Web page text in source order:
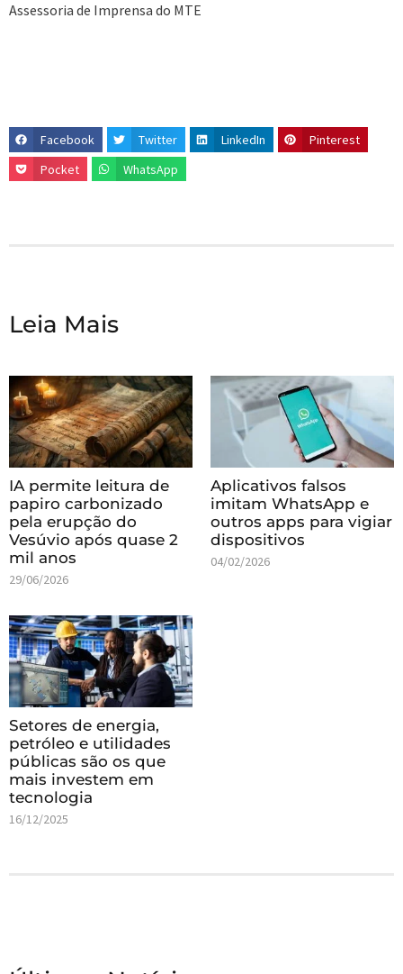
Assessoria de Imprensa do MTE
Facebook Twitter LinkedIn
Pinterest
Pocket
WhatsApp
Leia Mais
IA permite leitura de
papiro carbonizado
pela erupção do
Vesúvio após quase 2
mil anos
29/06/2026
Aplicativos falsos
imitam WhatsApp e
outros apps para vigiar
dispositivos
04/02/2026
Setores de energia,
petróleo e utilidades
públicas são os que
mais investem em
tecnologia
16/12/2025